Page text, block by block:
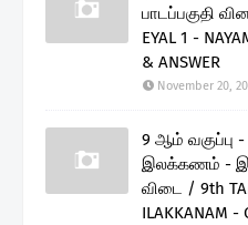
பாடப்பகுதி
EYAL 1 -
& ANSWER
November 20,
9 ஆம் வகுப்பு
இலக்கணம் -
விடை / 9th
ILAKKANAM -